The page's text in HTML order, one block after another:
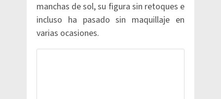
manchas de sol, su figura sin retoques e
incluso ha pasado sin maquillaje en
varias ocasiones.